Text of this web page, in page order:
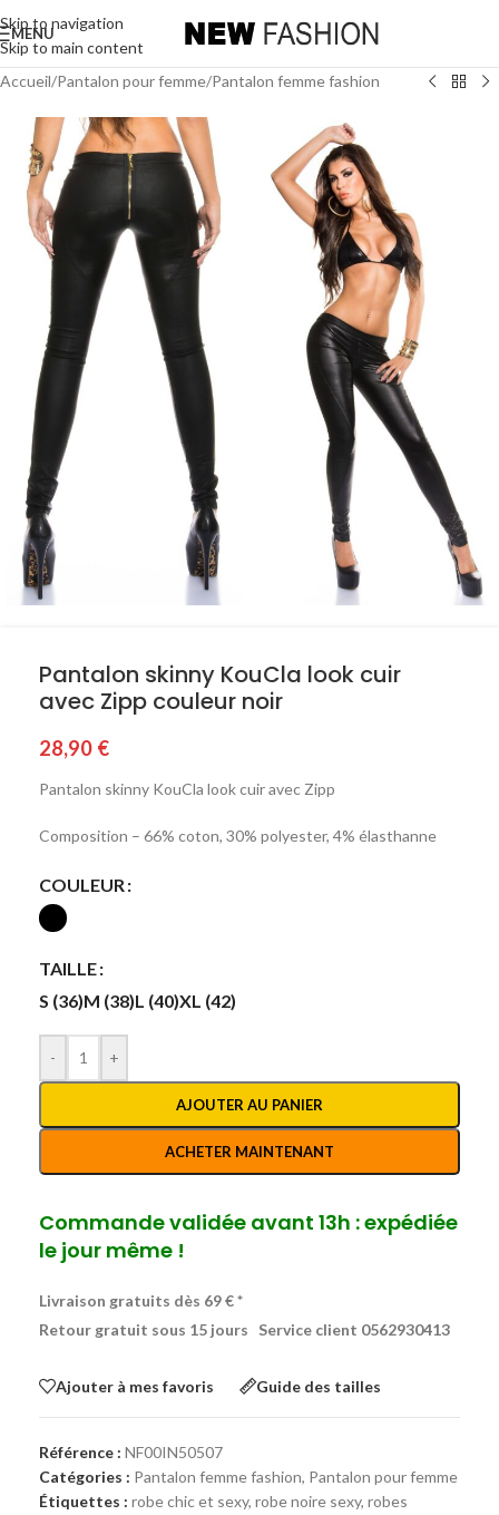
Skip to navigation
Skip to main content
MENU
Accueil/Pantalon pour femme/Pantalon femme fashion
Pantalon skinny KouCla look cuir
avec Zipp couleur noir
28,90 €
Pantalon skinny KouCla look cuir avec Zipp
Composition – 66% coton, 30% polyester, 4% élasthanne
COULEUR
TAILLE
S (36)M (38)L (40)XL (42)
- +
AJOUTER AU PANIER
ACHETER MAINTENANT
Commande validée avant 13h : expédiée
le jour même !
Livraison gratuits dès 69 € *
Retour gratuit sous 15 jours
Service client 0562930413
Ajouter à mes favoris Guide des tailles
Référence : NF00IN50507
Catégories : Pantalon femme fashion, Pantalon pour femme
Étiquettes : robe chic et sexy, robe noire sexy, robes